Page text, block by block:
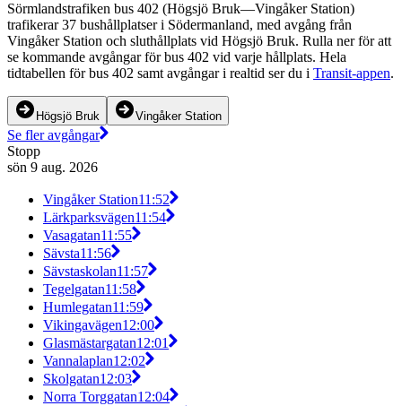
Sörmlandstrafiken bus 402 (Högsjö Bruk—Vingåker Station)
trafikerar 37 bushållplatser i Södermanland, med avgång från
Vingåker Station och sluthållplats vid Högsjö Bruk. Rulla ner för att
se kommande avgångar för bus 402 vid varje hållplats. Hela
tidtabellen för bus 402 samt avgångar i realtid ser du i Transit-appen.
Högsjö Bruk Vingåker Station
Se fler avgångar
Stopp
sön 9 aug. 2026
Vingåker Station11:52
Lärkparksvägen11:54
Vasagatan11:55
Sävsta11:56
Sävstaskolan11:57
Tegelgatan11:58
Humlegatan11:59
Vikingavägen12:00
Glasmästargatan12:01
Vannalaplan12:02
Skolgatan12:03
Norra Torggatan12:04